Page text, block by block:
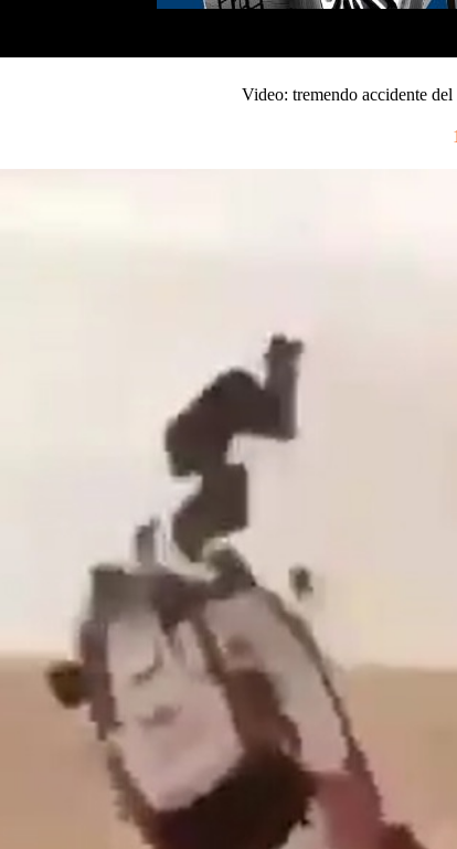
Video: tremendo accidente